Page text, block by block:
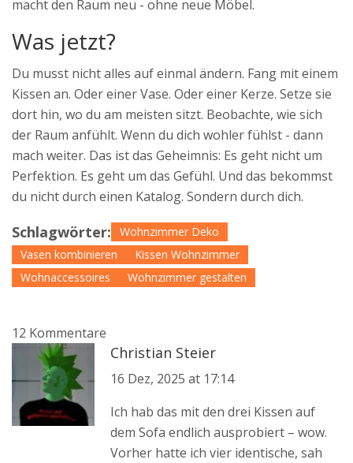
macht den Raum neu - ohne neue Möbel.
Was jetzt?
Du musst nicht alles auf einmal ändern. Fang mit einem
Kissen an. Oder einer Vase. Oder einer Kerze. Setze sie
dort hin, wo du am meisten sitzt. Beobachte, wie sich
der Raum anfühlt. Wenn du dich wohler fühlst - dann
mach weiter. Das ist das Geheimnis: Es geht nicht um
Perfektion. Es geht um das Gefühl. Und das bekommst
du nicht durch einen Katalog. Sondern durch dich.
Schlagwörter:
Wohnzimmer Deko
Vasen kombinieren
Kissen Wohnzimmer
Wohnaccessoires
Wohnzimmer gestalten
12 Kommentare
Christian Steier
16 Dez, 2025 at 17:14
Ich hab das mit den drei Kissen auf
dem Sofa endlich ausprobiert – wow.
Vorher hatte ich vier identische, sah